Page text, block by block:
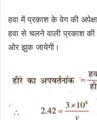
हवा में प्रकाश के वेग की
हवा से चलने वाली प्रकाश
ओर झुक जायेगी।